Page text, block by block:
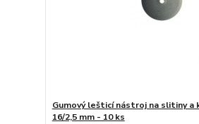
Gumový lešticí nástroj na slitiny a
16/2,5 mm - 10 ks